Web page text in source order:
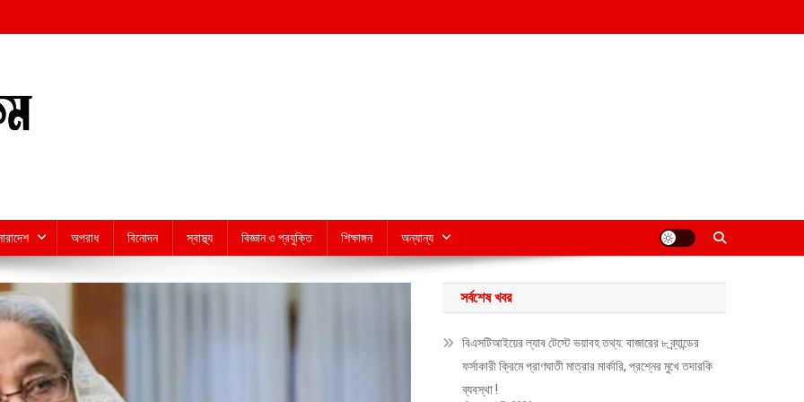
অপরাধ বিনোদন স্বাস্থ্য বিজ্ঞান ও প্রযুক্তি শিক্ষাঙ্গন অন্যান্য
সর্বশেষ খবর
বিএসটিআইয়ের ল্যাব টেস্টে ভয়াবহ তথ্য: বাজারের ৮ ব্র্যান্ডের
ফর্সাকারী ক্রিমে প্রাণঘাতী মাত্রার মার্কারি, প্রশ্নের মুখে তদারকি
ব্যবস্থা !